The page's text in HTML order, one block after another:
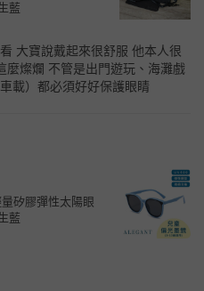
藍
大寶說戴起來很舒服 他本人很
麼燦爛 不管是出門遊玩、海灘戲
載）都必須好好保護眼睛
矽膠彈性太陽眼
藍